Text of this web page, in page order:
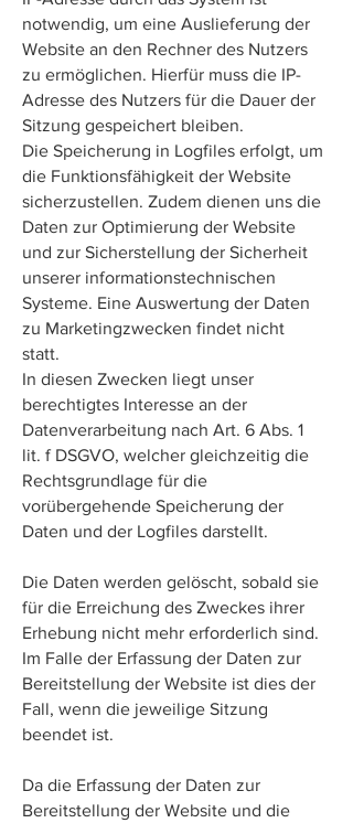
notwendig, um eine Auslieferung der
Website an den Rechner des Nutzers
zu ermöglichen. Hierfür muss die IP-
Adresse des Nutzers für die Dauer der
Sitzung gespeichert bleiben.
Die Speicherung in Logfiles erfolgt, um
die Funktionsfähigkeit der Website
sicherzustellen. Zudem dienen uns die
Daten zur Optimierung der Website
und zur Sicherstellung der Sicherheit
unserer informationstechnischen
Systeme. Eine Auswertung der Daten
zu Marketingzwecken findet nicht
statt.
In diesen Zwecken liegt unser
berechtigtes Interesse an der
Datenverarbeitung nach Art. 6 Abs. 1
lit. f DSGVO, welcher gleichzeitig die
Rechtsgrundlage für die
vorübergehende Speicherung der
Daten und der Logfiles darstellt.
Die Daten werden gelöscht, sobald sie
für die Erreichung des Zweckes ihrer
Erhebung nicht mehr erforderlich sind.
Im Falle der Erfassung der Daten zur
Bereitstellung der Website ist dies der
Fall, wenn die jeweilige Sitzung
beendet ist.
Da die Erfassung der Daten zur
Bereitstellung der Website und die